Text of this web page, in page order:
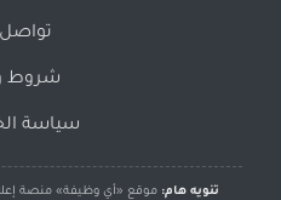
شروط
سياسة
تنويه هام: موقع «أي وظيفة» منصة